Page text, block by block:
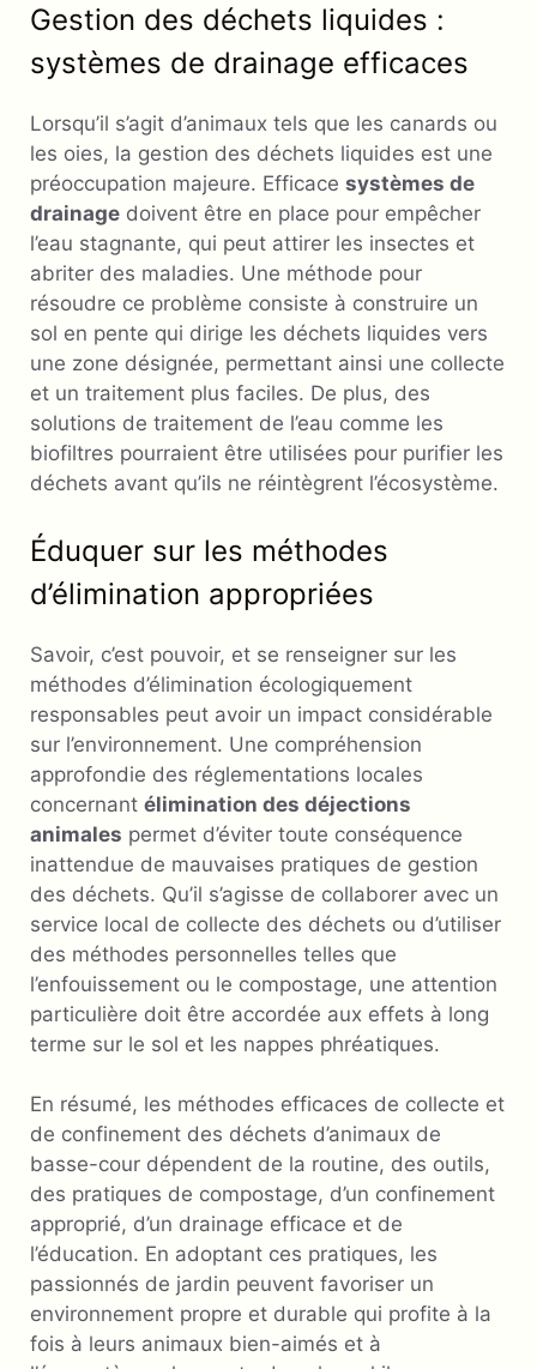
Gestion des déchets liquides :
systèmes de drainage efficaces
Lorsqu’il s’agit d’animaux tels que les canards ou
les oies, la gestion des déchets liquides est une
préoccupation majeure. Efficace systèmes de
drainage doivent être en place pour empêcher
l’eau stagnante, qui peut attirer les insectes et
abriter des maladies. Une méthode pour
résoudre ce problème consiste à construire un
sol en pente qui dirige les déchets liquides vers
une zone désignée, permettant ainsi une collecte
et un traitement plus faciles. De plus, des
solutions de traitement de l’eau comme les
biofiltres pourraient être utilisées pour purifier les
déchets avant qu’ils ne réintègrent l’écosystème.
Éduquer sur les méthodes
d’élimination appropriées
Savoir, c’est pouvoir, et se renseigner sur les
méthodes d’élimination écologiquement
responsables peut avoir un impact considérable
sur l’environnement. Une compréhension
approfondie des réglementations locales
concernant élimination des déjections
animales permet d’éviter toute conséquence
inattendue de mauvaises pratiques de gestion
des déchets. Qu’il s’agisse de collaborer avec un
service local de collecte des déchets ou d’utiliser
des méthodes personnelles telles que
l’enfouissement ou le compostage, une attention
particulière doit être accordée aux effets à long
terme sur le sol et les nappes phréatiques.
En résumé, les méthodes efficaces de collecte et
de confinement des déchets d’animaux de
basse-cour dépendent de la routine, des outils,
des pratiques de compostage, d’un confinement
approprié, d’un drainage efficace et de
l’éducation. En adoptant ces pratiques, les
passionnés de jardin peuvent favoriser un
environnement propre et durable qui profite à la
fois à leurs animaux bien-aimés et à